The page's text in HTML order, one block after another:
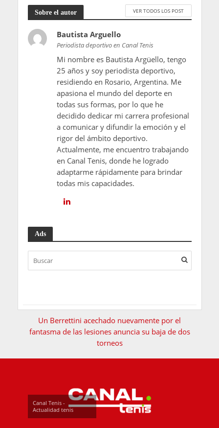
Sobre el autor VER TODOS LOS POST
Bautista Arguello
Periodista deportivo en Canal Tenis
Mi nombre es Bautista Argüello, tengo
25 años y soy periodista deportivo,
residiendo en Rosario, Argentina. Me
apasiona el mundo del deporte en
todas sus formas, por lo que he
decidido dedicar mi carrera profesional
a comunicar y difundir la emoción y el
rigor del ámbito deportivo.
Actualmente, me encuentro trabajando
en Canal Tenis, donde he logrado
adaptarme rápidamente para brindar
todas mis capacidades.
Ads
Un Berrettini acechado nuevamente por el
fantasma de las lesiones anuncia su baja de dos
torneos
Canal Tenis -
Actualidad tenis